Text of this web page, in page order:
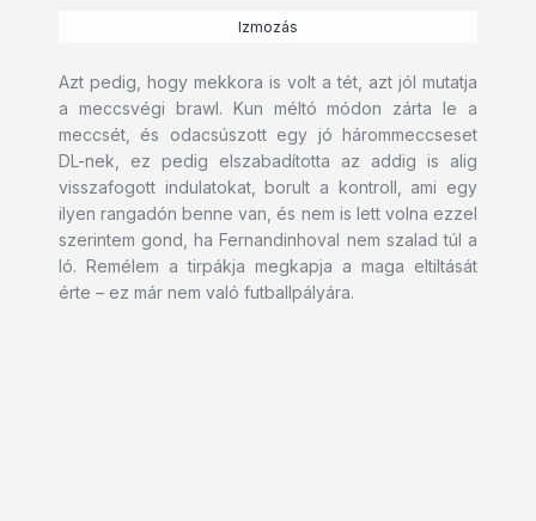
Izmozás
Azt pedig, hogy mekkora is volt a tét, azt jól mutatja
a meccsvégi brawl. Kun méltó módon zárta le a
meccsét, és odacsúszott egy jó hárommeccseset
DL-nek, ez pedig elszabadította az addig is alig
visszafogott indulatokat, borult a kontroll, ami egy
ilyen rangadón benne van, és nem is lett volna ezzel
szerintem gond, ha Fernandinhoval nem szalad túl a
ló. Remélem a tirpákja megkapja a maga eltiltását
érte – ez már nem való futballpályára.